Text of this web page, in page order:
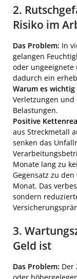
2.
Risiko im
Das Problem: In
gelangen
oder
dadurch ein
Warum es wichtig
Verletzungen
Belastungen.
Positive
aus Streckmetall
senken das
Monate lang zu
Gegensatz zu
Monat. Das
sondern
3.
Geld ist
Das Problem: Der